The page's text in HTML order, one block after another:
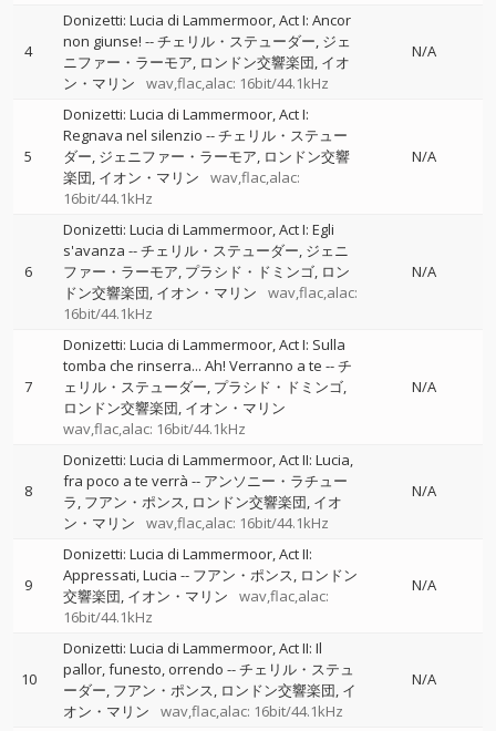
4
Donizetti: Lucia di Lammermoor, Act I: Ancor
non giunse! --チェリル・ステューダー ジェ
ニファー・ラーモア ロンドン交響楽団 イオ
ン・マリン
wav,flac,alac: 16bit/44.1kHz
N/A
5
Donizetti: Lucia di Lammermoor, Act I:
Regnava nel silenzio --チェリル・ステュー
ダー ジェニファー・ラーモア ロンドン交響
楽団 イオン・マリン
wav,flac,alac:
16bit/44.1kHz
N/A
6
Donizetti: Lucia di Lammermoor, Act I: Egli
s'avanza --チェリル・ステューダー ジェニ
ファー・ラーモア プラシド・ドミンゴ ロン
ドン交響楽団 イオン・マリン
wav,flac,alac:
16bit/44.1kHz
N/A
7
Donizetti: Lucia di Lammermoor, Act I: Sulla
tomba che rinserra... Ah! Verranno a te --チ
ェリル・ステューダー プラシド・ドミンゴ
ロンドン交響楽団 イオン・マリン
wav,flac,alac: 16bit/44.1kHz
N/A
8
Donizetti: Lucia di Lammermoor, Act II: Lucia,
fra poco a te verrà -- アンソニー・ラチュー
ラ フアン・ポンス ロンドン交響楽団 イオ
ン・マリン
wav,flac,alac: 16bit/44.1kHz
N/A
9
Donizetti: Lucia di Lammermoor, Act II:
Appressati, Lucia -- フアン・ポンス ロンドン
交響楽団 イオン・マリン
wav,flac,alac:
16bit/44.1kHz
N/A
10
Donizetti: Lucia di Lammermoor, Act II: Il
pallor, funesto, orrendo --チェリル・ステュ
ーダー フアン・ポンス ロンドン交響楽団 イ
オン・マリン
wav,flac,alac: 16bit/44.1kHz
N/A